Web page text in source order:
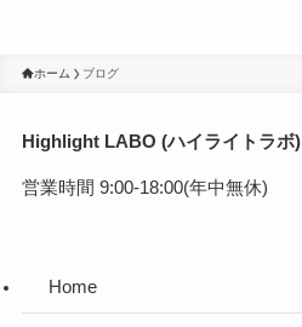
ホーム ブログ
Highlight LABO (ハイライトラボ)
営業時間 9:00-18:00(年中無休)
Home